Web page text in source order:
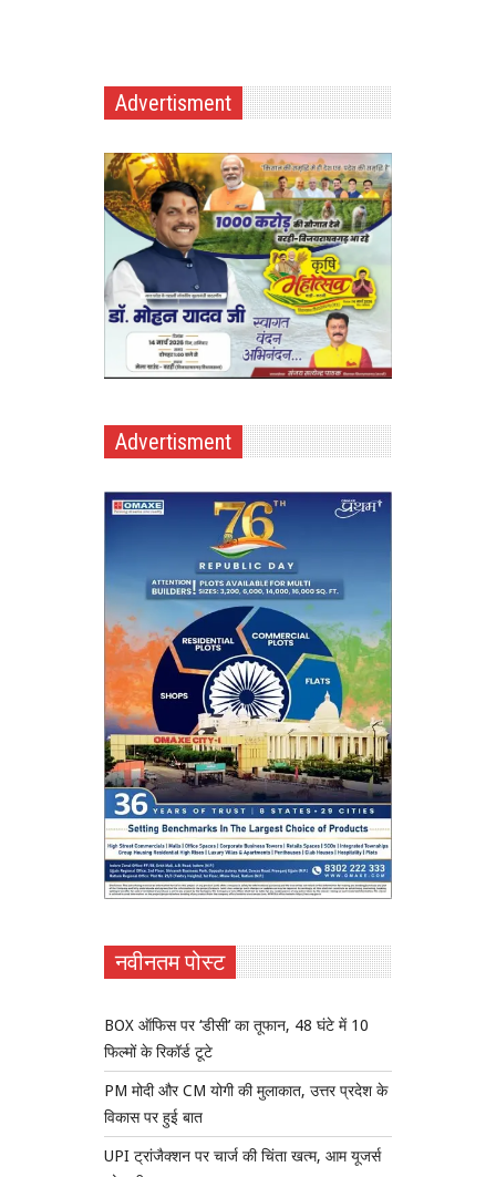
Advertisment
Advertisment
नवीनतम पोस्ट
BOX ऑफिस पर ‘डीसी’ का तूफान, 48 घंटे में 10
फिल्मों के रिकॉर्ड टूटे
PM मोदी और CM योगी की मुलाकात, उत्तर प्रदेश के
विकास पर हुई बात
UPI ट्रांजैक्शन पर चार्ज की चिंता खत्म, आम यूजर्स